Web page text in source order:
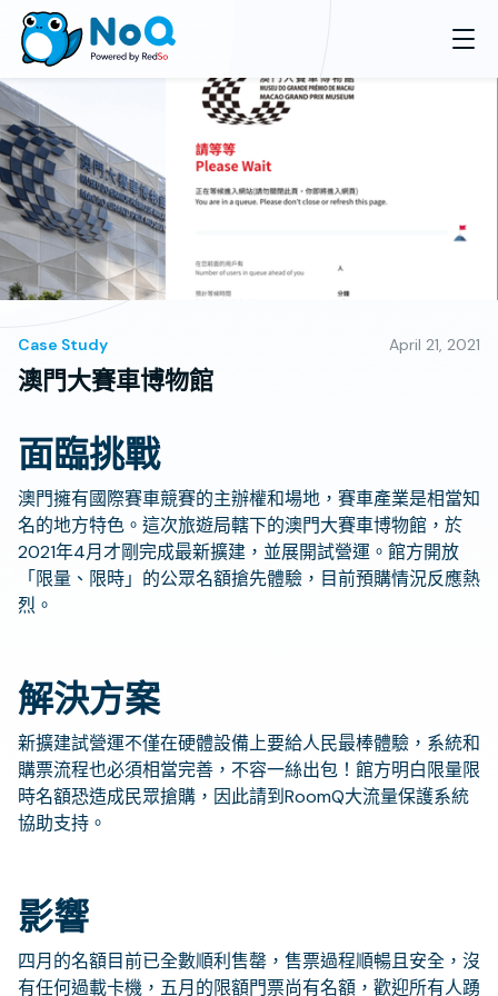
Case Study April 21, 2021
澳門大賽車博物館
面臨挑戰
澳門擁有國際賽車競賽的主辦權和場地，賽車產業是相當知
名的地方特色。這次旅遊局轄下的澳門大賽車博物館，於
2021年4月才剛完成最新擴建，並展開試營運。館方開放
「限量、限時」的公眾名額搶先體驗，目前預購情況反應熱
烈。
解決方案
新擴建試營運不僅在硬體設備上要給人民最棒體驗，系統和
購票流程也必須相當完善，不容一絲出包！館方明白限量限
時名額恐造成民眾搶購，因此請到RoomQ大流量保護系統
協助支持。
影響
四月的名額目前已全數順利售罄，售票過程順暢且安全，沒
有任何過載卡機，五月的限額門票尚有名額，歡迎所有人踴